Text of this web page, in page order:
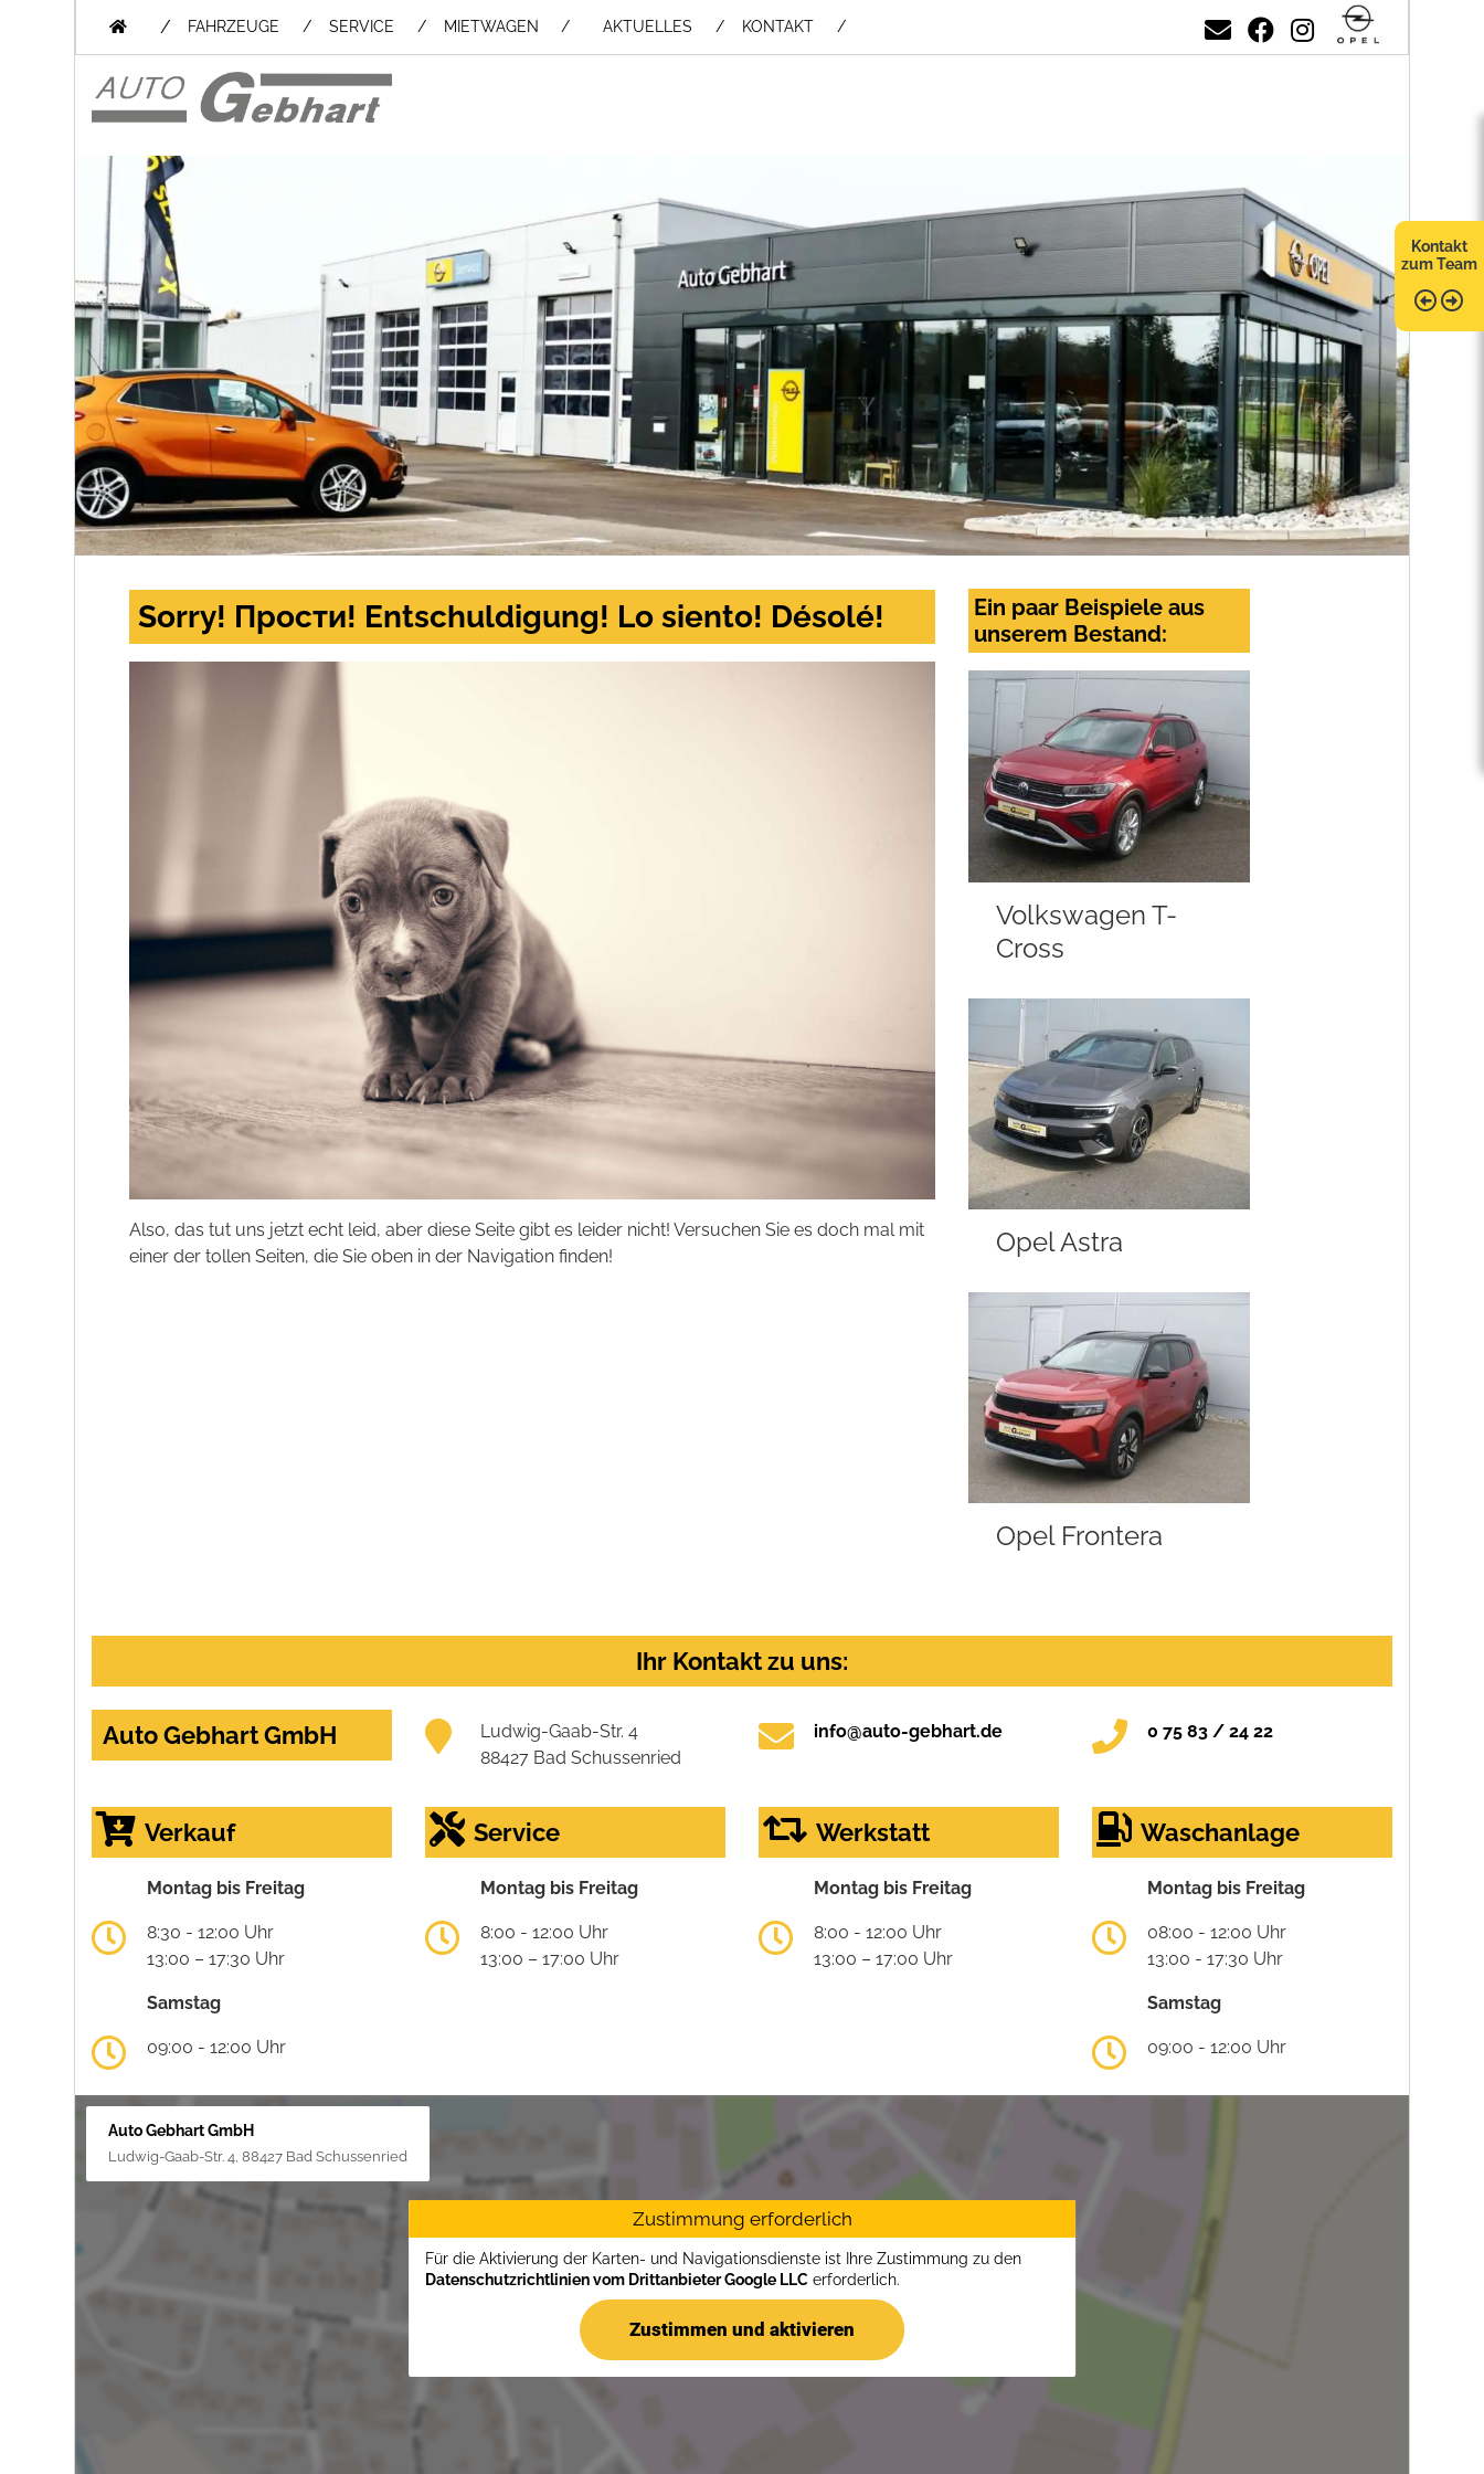
/ FAHRZEUGE SERVICE MIETWAGEN / AKTUELLES KONTAKT
Kontakt
zum Team
Sorry! Прости! Entschuldigung! Lo siento! Désolé!
Also, das tut uns jetzt echt leid, aber diese Seite gibt es leider nicht! Versuchen Sie es doch mal mit
einer der tollen Seiten, die Sie oben in der Navigation finden!
Ein paar Beispiele aus
unserem Bestand:
Volkswagen T-
Cross
Opel Astra
Opel Frontera
Ihr Kontakt zu uns:
Auto Gebhart GmbH
Ludwig-Gaab-Str. 4
88427 Bad Schussenried
info@auto-gebhart.de 0 75 83 / 24 22
Verkauf
Montag bis Freitag
8:30 - 12:00 Uhr
13:00 – 17:30 Uhr
Samstag
09:00 - 12:00 Uhr
Service
Montag bis Freitag
8:00 - 12:00 Uhr
13:00 – 17:00 Uhr
Werkstatt
Montag bis Freitag
8:00 - 12:00 Uhr
13:00 – 17:00 Uhr
Waschanlage
Montag bis Freitag
08:00 - 12:00 Uhr
13:00 - 17:30 Uhr
Samstag
09:00 - 12:00 Uhr
Auto Gebhart GmbH
Ludwig-Gaab-Str. 4, 88427 Bad Schussenried
Zustimmung erforderlich
Für die Aktivierung der Karten- und Navigationsdienste ist Ihre Zustimmung zu den
Datenschutzrichtlinien vom Drittanbieter Google LLC erforderlich.
Zustimmen und aktivieren